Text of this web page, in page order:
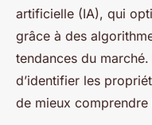
artificielle (IA), qui
grâce à des
tendances du marché.
d’identifier les
de mieux